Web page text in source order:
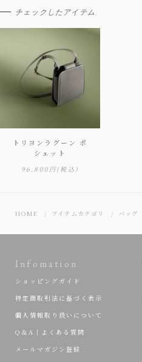
チェックしたアイテム
トリヨンラグーン ポ
シェット
96,800円(税込)
HOME アイテムカテゴリ バッグ
Infomation
ショッピングガイド
特定商取引法に基づく表示
個人情報取り扱いについて
Q＆A｜よくある質問
メールマガジン登録